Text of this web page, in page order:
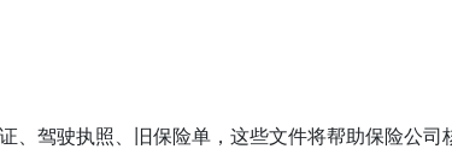
、驾驶执照、旧保险单，这些文件将帮助保险公司